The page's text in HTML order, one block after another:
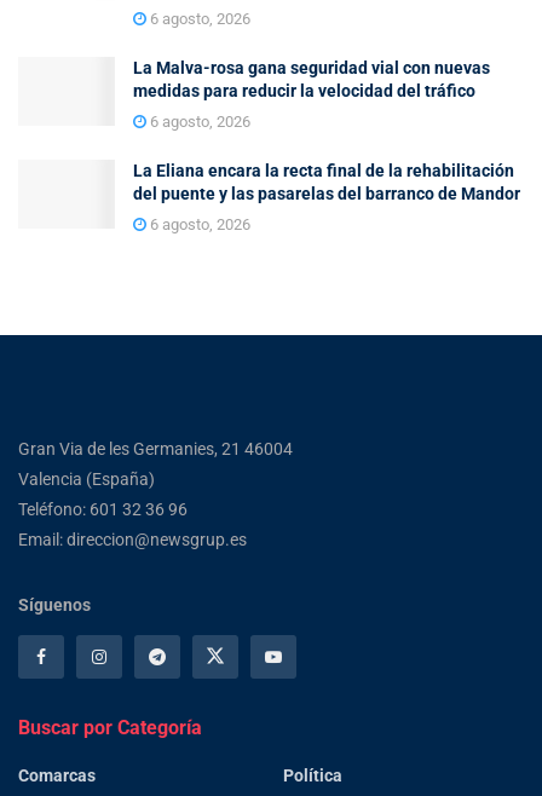
6 agosto, 2026
La Malva-rosa gana seguridad vial con nuevas
medidas para reducir la velocidad del tráfico
6 agosto, 2026
La Eliana encara la recta final de la rehabilitación
del puente y las pasarelas del barranco de Mandor
6 agosto, 2026
Gran Via de les Germanies, 21 46004
Valencia (España)
Teléfono: 601 32 36 96
Email: direccion@newsgrup.es
Síguenos
Buscar por Categoría
Comarcas
Política